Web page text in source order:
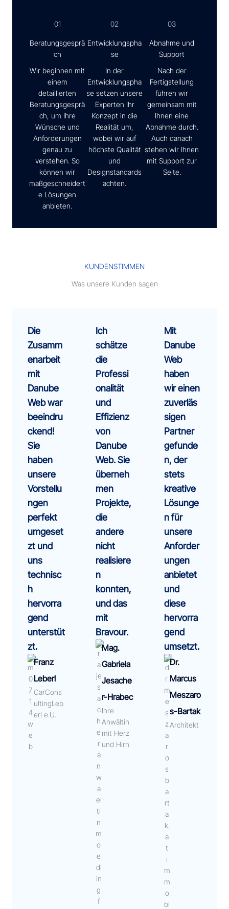
01
Beratungsgesprä
ch
Wir beginnen mit
einem
detaillierten
Beratungsgesprä
ch, um Ihre
Wünsche und
Anforderungen
genau zu
verstehen. So
können wir
maßgeschneidert
e Lösungen
anbieten.
02
Entwicklungspha
se
In der
Entwicklungspha
se setzen unsere
Experten Ihr
Konzept in die
Realität um,
wobei wir auf
höchste Qualität
und
Designstandards
achten.
03
Abnahme und
Support
Nach der
Fertigstellung
führen wir
gemeinsam mit
Ihnen eine
Abnahme durch.
Auch danach
stehen wir Ihnen
mit Support zur
Seite.
KUNDENSTIMMEN
Was unsere Kunden sagen
Die
Zusamm
enarbeit
mit
Danube
Web war
beeindru
ckend!
Sie
haben
unsere
Vorstellu
ngen
perfekt
umgeset
zt und
uns
technisc
h
hervorra
gend
unterstüt
zt.
Franz
Leberl
CarCons
ultingLeb
erl e.U.
Ich
schätze
die
Professi
onalität
und
Effizienz
von
Danube
Web. Sie
überneh
men
Projekte,
die
andere
nicht
realisiere
n
konnten,
und das
mit
Bravour.
Mag.
Gabriela
Jesache
r-Hrabec
Ihre
Anwältin
mit Herz
und Hirn
Mit
Danube
Web
haben
wir einen
zuverläs
sigen
Partner
gefunde
n, der
stets
kreative
Lösunge
n für
unsere
Anforder
ungen
anbietet
und
diese
hervorra
gend
umsetzt.
Dr.
Marcus
Meszaro
s-Bartak
Architekt